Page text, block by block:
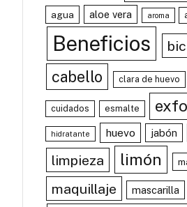
agua aloe vera aroma
Beneficios
cabello clara de huevo
cuidados esmalte
hidratante huevo jabón
limpieza limón
maquillaje mascarilla